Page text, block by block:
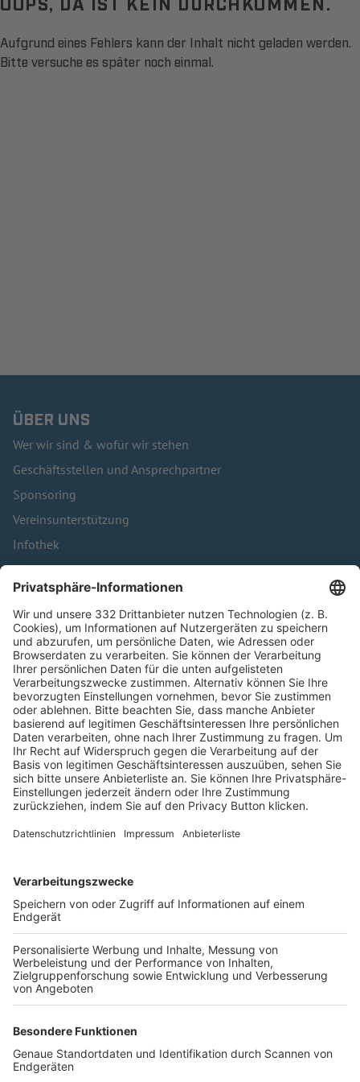
Aufgrund eines Fehlers kann der Inhalt nicht geladen werden.
Bitte versuche es später noch einmal.
ÜBER UNS
Wer wir sind & wofür wir stehen
Geschäftsstellen und Ansprechpartner
Sponsoring
Vereinsunterstützung
Infothek
Kontakt
HÄUFIG BESUCHTE SEITEN
Pässe und Vereinswechsel
Trainerausbildung
Schulungsangebot Vereinsmitarbeiter
BFV-Geschäftsstellen
Trainerbörse
Login SpielPlus
FOLGE DEM BFV
TOP-VEREINE
TOP-PARTNER